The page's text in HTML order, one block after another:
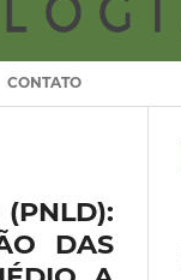
CONTATO
(PNLD):
DAS